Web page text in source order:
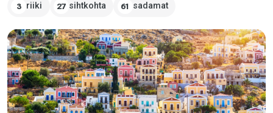
3 riiki 27 sihtkohta 61 sadamat